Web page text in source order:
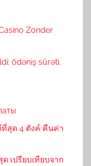
Zonder
ödəniş sürəti,
สุด 4 ตังค์ คืนค่า
เปรียบเทียบจาก